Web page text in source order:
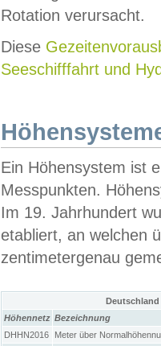
Rotation verursacht.
Diese
Seeschifffahrt und
Ein Höhensystem ist
Messpunkten.
Im 19. Jahrhundert
etabliert, an welchen
zentimetergenau
Höhennetz Bezeichnung
DHHN2016
Meter über